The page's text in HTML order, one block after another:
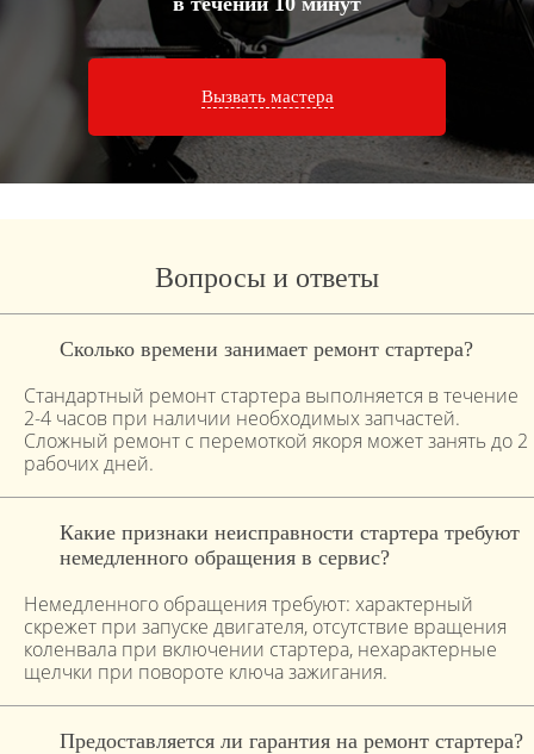
Вызвать мастера
Вопросы и ответы
Сколько времени занимает ремонт стартера?
Стандартный ремонт стартера выполняется в течение
2-4 часов при наличии необходимых запчастей.
Сложный ремонт с перемоткой якоря может занять до 2
рабочих дней.
Какие признаки неисправности стартера требуют
немедленного обращения в сервис?
Немедленного обращения требуют: характерный
скрежет при запуске двигателя, отсутствие вращения
коленвала при включении стартера, нехарактерные
щелчки при повороте ключа зажигания.
Предоставляется ли гарантия на ремонт стартера?